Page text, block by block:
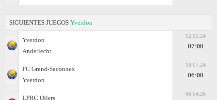
SIGUIENTES JUEGOS Yverdon
Yverdon
Anderlecht
12.01.24
07:00
FC Grand-Saconnex
Yverdon
10.07.24
06:00
LPRC Oilers
06.04.26